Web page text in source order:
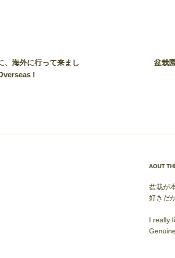
、海外に行って来まし
!
盆栽
AOUT
盆栽が
好きだ
I really